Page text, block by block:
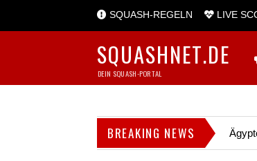
SQUASH-REGELN LIVE
SQUASHNET.DE
DEIN SQUASH-PORTAL
BREAKING NEWS